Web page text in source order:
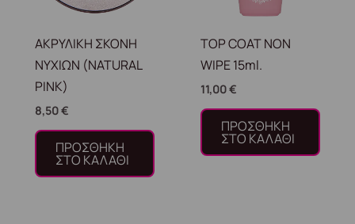
ΑΚΡΥΛΙΚΗ ΣΚΟΝΗ
ΝΥΧΙΩΝ (NATURAL
PINK)
8,50€
ΠΡΟΣΘΉΚΗ
ΣΤΟ ΚΑΛΆΘΙ
TOP COAT NON
WIPE 15ml.
11,00€
ΠΡΟΣΘΉΚΗ
ΣΤΟ ΚΑΛΆΘΙ